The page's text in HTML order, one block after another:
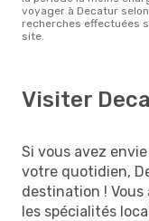
voyager à Decatur
recherches effectuées
site.
Visiter
Si vous avez
votre quotidien,
destination !
les spécialités